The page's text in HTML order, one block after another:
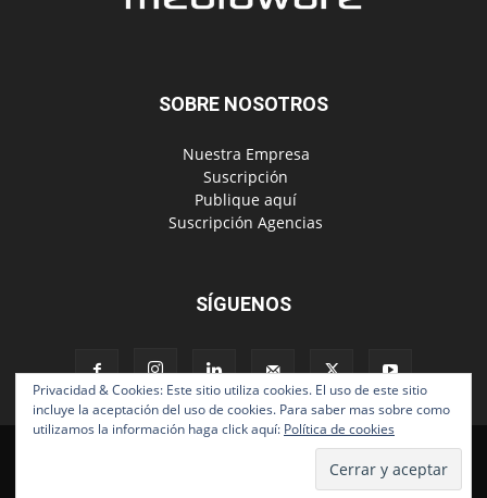
SOBRE NOSOTROS
‎ Nuestra Empresa
‎ Suscripción
‎ Publique aquí
‎ Suscripción Agencias
SÍGUENOS
© Copyright 2024, Todos los derechos reservados | Mediaware
Privacidad & Cookies: Este sitio utiliza cookies. El uso de este sitio
incluye la aceptación del uso de cookies. Para saber mas sobre como
utilizamos la información haga click aquí: Política de cookies